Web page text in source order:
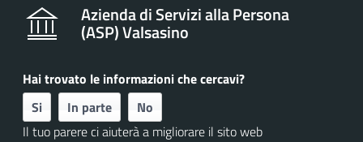
Azienda di Servizi alla Persona
(ASP) Valsasino
Hai trovato le informazioni che cercavi?
Si
In parte
No
Il tuo parere ci aiuterà a migliorare il sito web